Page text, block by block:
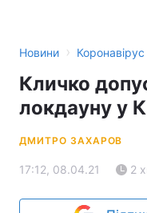
Новини › Коронавірус
Кличко
локдауну у
ДМИТРО ЗАХАРОВ
17:12, 08.04.21 2